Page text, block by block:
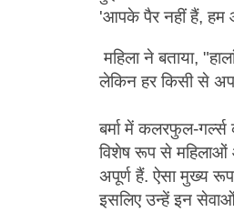
'आपके पैर नहीं हैं, हम
महिला ने बताया,
लेकिन हर किसी से
बर्मा में कलरफुल-गर्ल्स
विशेष रूप से महिलाओं
अपूर्ण हैं. ऐसा मुख्य
इसलिए उन्हें इन